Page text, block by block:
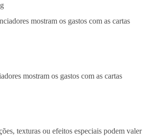
mostram os gastos com as cartas